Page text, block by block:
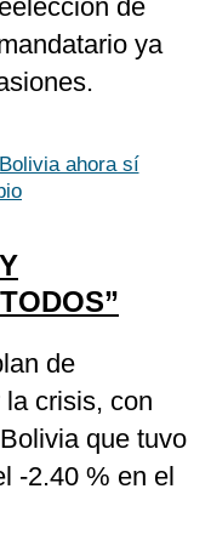
de
ya
ahora sí
de
crisis, con
que tuvo
-2.40 % en el